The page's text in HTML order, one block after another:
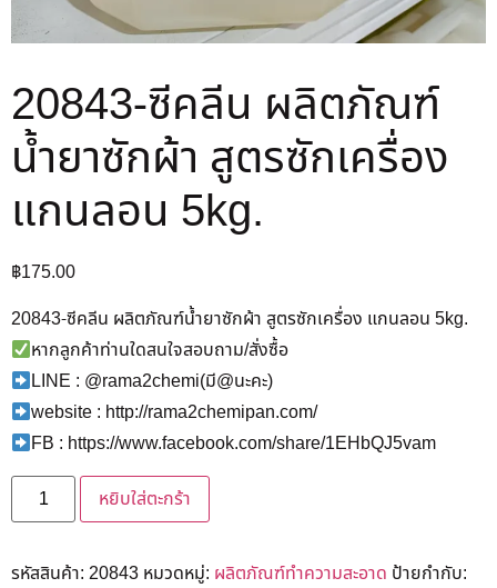
20843-ซีคลีน ผลิตภัณฑ์
น้ำยาซักผ้า สูตรซักเครื่อง
แกนลอน 5kg.
฿175.00
20843-ซีคลีน ผลิตภัณฑ์น้ำยาซักผ้า สูตรซักเครื่อง แกนลอน 5kg.
หากลูกค้าท่านใดสนใจสอบถาม/สั่งซื้อ
LINE : @rama2chemi(มี@นะคะ)
website : http://rama2chemipan.com/
FB : https://www.facebook.com/share/1EHbQJ5vam
หยิบใส่ตะกร้า
รหัสสินค้า: 20843 หมวดหมู่: ผลิตภัณฑ์ทำความสะอาด ป้ายกำกับ: